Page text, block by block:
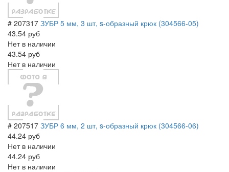
# 207317 ЗУБР 5 мм, 3 шт, s-образный крюк (304566-05)
43.54 руб
Нет в наличии
43.54 руб
Нет в наличии
# 207517 ЗУБР 6 мм, 2 шт, s-образный крюк (304566-06)
44.24 руб
Нет в наличии
44.24 руб
Нет в наличии